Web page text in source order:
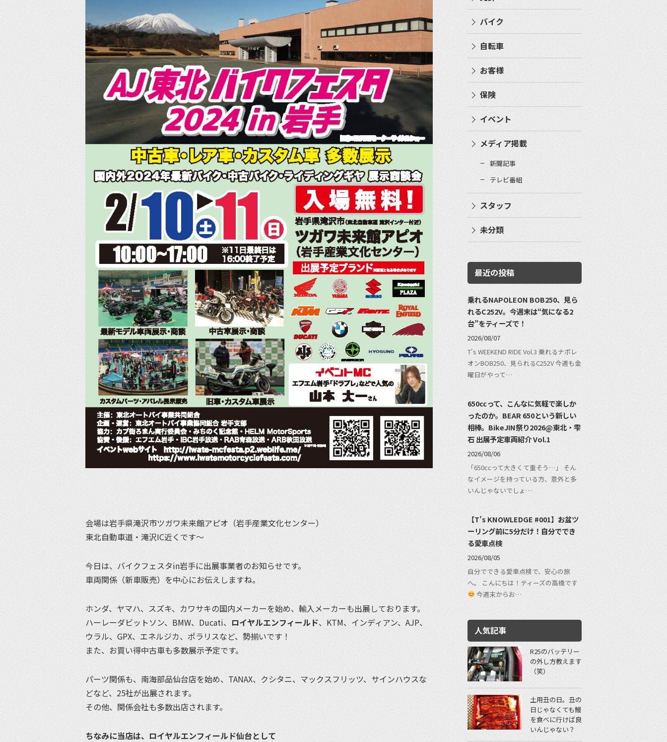
会場は岩手県滝沢市ツガワ未来館アピオ（岩手産業文化センター）
東北自動車道・滝沢IC近くです〜
今日は、バイクフェスタin岩手に出展事業者のお知らせです。
車両関係（新車販売）を中心にお伝えしますね。
ホンダ、ヤマハ、スズキ、カワサキの国内メーカーを始め、輸入メーカーも出展しております。
ハーレーダビットソン、BMW、Ducati、 ロイヤルエンフィールド、KTM、インディアン、AJP、
ウラル、GPX、エネルジカ、ポラリスなど、勢揃いです！
また、お買い得中古車も多数展示予定です。
パーツ関係も、南海部品仙台店を始め、TANAX、クシタニ、マックスフリッツ、サインハウスな
どなど、25社が出展されます。
その他、関係会社も多数出店されます。
ちなみに当店は、ロイヤルエンフィールド仙台として
バイク
自転車
お客様
保険
イベント
メディア掲載
新聞記事
テレビ番組
スタッフ
未分類
最近の投稿
乗れるNAPOLEON BOB250、見ら
れるC252V。今週末は“気になる2
台”をティーズで！
2026/08/07
T's WEEKEND RIDE Vol.3 乗れるナポレ
オンBOB250、見られるC252V 今週も金
曜日がやって…
650ccって、こんなに気軽で楽しか
ったのか。BEAR 650という新しい
相棒。BikeJIN祭り2026@東北・雫
石 出展予定車両紹介 Vol.1
2026/08/06
「650ccって大きくて重そう…」 そん
なイメージを持っている方、意外と多
いんじゃないでしょ…
【T’s KNOWLEDGE #001】お盆ツ
ーリング前に5分だけ！自分ででき
る愛車点検
2026/08/05
自分でできる愛車点検で、安心の旅
へ。 こんにちは！ティーズの高橋です
今週末からお…
人気記事
R25のバッテリー
の外し方教えます
（笑）
土用丑の日。丑の
日じゃなくても鰻
を食べに行けば良
いんじゃない？